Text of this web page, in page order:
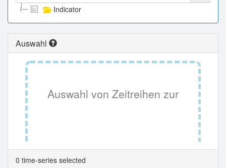
Indicator
Auswahl
Auswahl von Zeitreihen zur
Tabellenansicht.
0 time-series selected